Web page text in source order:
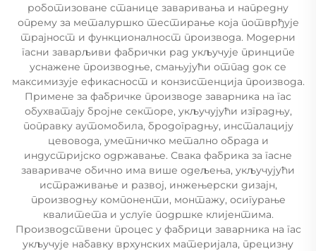
роботизоване станице заваривања и напредну
опрему за металуршко тестирање која потврђује
трајност и функционалност производа. Модерни
гасни заварљиви фабрички рад укључује принципе
уснажене производње, смањујући отпад док се
максимизује ефикасност и конзистенција производа.
Примене за фабричке производе заварника на гас
обухватају бројне секторе, укључујући изградњу,
поправку аутомобила, бродоградњу, инсталацију
цевовода, уметничко метално обрада и
индустријско одржавање. Свака фабрика за гасне
завариваче обично има више одељења, укључујући
истраживање и развој, инжењерски дизајн,
производњу компоненти, монтажу, осигурање
квалитета и услуге подршке клијентима.
Производствени процес у фабрици заварника на гас
укључује набавку врхунских материјала, прецизну